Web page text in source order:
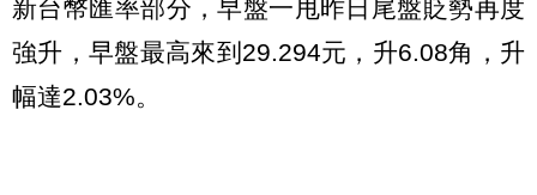
新台幣匯率部分，早盤一甩昨日尾盤貶勢再度
強升，早盤最高來到29.294元，升6.08角，升
幅達2.03%。